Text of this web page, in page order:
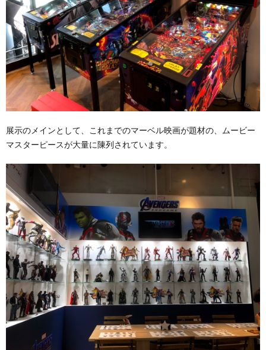
展示のメインとして、これまでのマーベル映画が題材の、ムービー
マスターピースが大量に陳列されています。